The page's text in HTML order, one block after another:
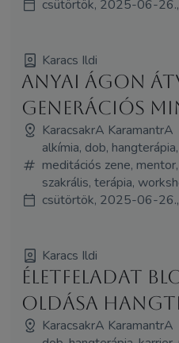
csütörtök, 2025-06-
Karacs Ildi
Anyai ágon
generációs
KaracsakrA KaramantrA
alkímia, dob,
meditációs zene,
szakrális, terápia,
csütörtök, 2025-06-
Karacs Ildi
Életfeladat
oldása
KaracsakrA KaramantrA